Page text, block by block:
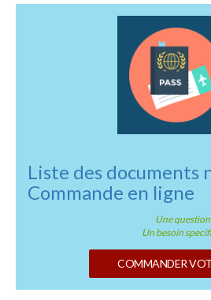
Liste des documents
Commande en ligne
Une
Un besoin
COMMANDER